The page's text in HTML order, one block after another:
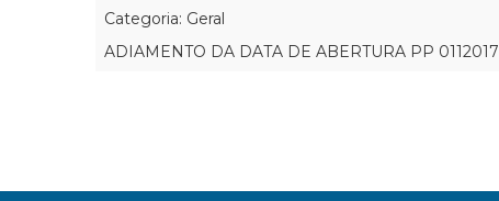
Categoria: Geral
ADIAMENTO DA DATA DE ABERTURA PP 0112017